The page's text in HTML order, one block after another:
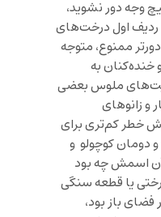
وجه دور نشوید،
ردیف اول درخت‌های
دورتر ممنوع، متوجه
به
ملوس بعضی
زانوهای
خطر کم‌تری برای
دومان کوچولو و
اسمش چه بود
یا قطعه سنگی
فضای باز بود،